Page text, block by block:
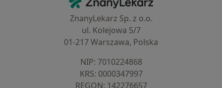
ZnanyLekarz Sp. z o.o.
ul. Kolejowa 5/7
01-217 Warszawa, Polska
NIP: ⁠7010224868
KRS: ⁠0000347997
REGON: ⁠142276657